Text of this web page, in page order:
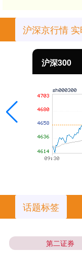
沪深京行情
沪深300
话题标签
第二证券